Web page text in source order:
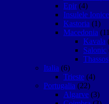
Epir (4)
Insulele Ionice
Kastoria (1)
Macedonia
Kavala
Salonic
Thassos
Italia (6)
Trieste (4)
Portugalia (22)
Algarve (3)